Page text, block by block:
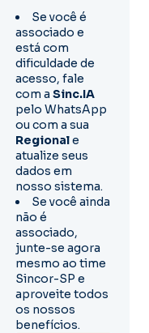
Se você é
associado e
está com
dificuldade de
acesso, fale
com a Sinc.IA
pelo WhatsApp
ou com a sua
Regionale
atualize seus
dados em
nosso sistema.
Se você ainda
não é
associado,
junte-se agora
mesmo ao time
Sincor-SP e
aproveite todos
os nossos
benefícios.